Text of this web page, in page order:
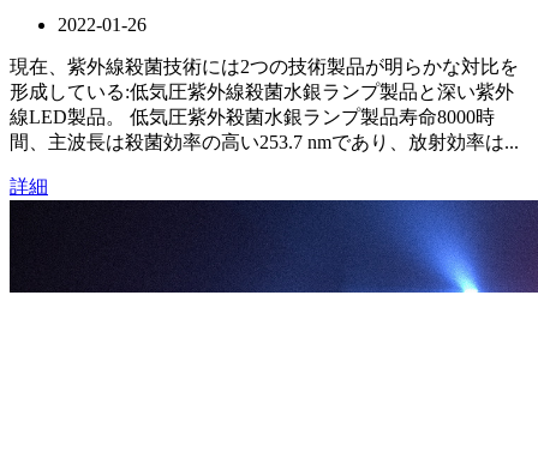
2022-01-26
現在、紫外線殺菌技術には2つの技術製品が明らかな対比を
形成している:低気圧紫外線殺菌水銀ランプ製品と深い紫外
線LED製品。 低気圧紫外殺菌水銀ランプ製品寿命8000時
間、主波長は殺菌効率の高い253.7 nmであり、放射効率は...
詳細